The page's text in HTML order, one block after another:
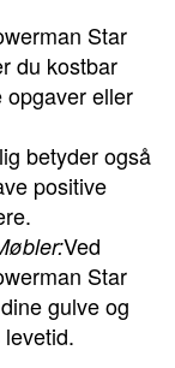
Star
du kostbar
opgaver eller
betyder også
positive
Ved
Star
gulve og